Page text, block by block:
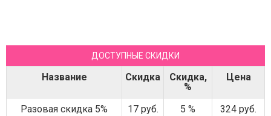
ДОСТУПНЫЕ СКИДКИ
Название Скидка
Скидка,
%
Цена
Разовая скидка 5% 17 руб. 5 %
324 руб.